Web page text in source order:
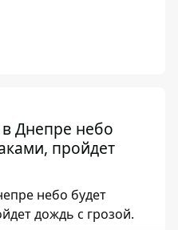
в Днепре небо
пройдет
небо будет
дождь с грозой.